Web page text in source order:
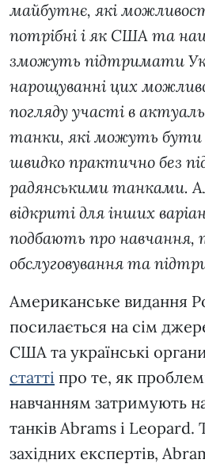
майбутнє, які
потрібні і як США та
зможуть підтримати
нарощуванні цих
погляду участі в
танки, які можуть бути
швидко практично без
радянськими танками.
відкриті для інших
подбають про навчання,
обслуговування та
Американське видання
посилається на сім
США та українські
статті про те, як
навчанням затримують
танків Abrams і Leopard.
західних експертів,